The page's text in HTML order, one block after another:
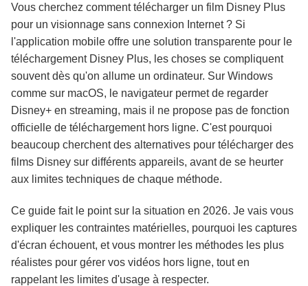
donne un écran noir ?
KeepStreams : Télécharger des films
Disney+ sur PC
Dépannage : Résoudre les erreurs de
téléchargement Disney+
Foire aux questions
Conclusion et recommandation
Vous cherchez comment télécharger un film Disney Plus
pour un visionnage sans connexion Internet ? Si
l'application mobile offre une solution transparente pour le
téléchargement Disney Plus, les choses se compliquent
souvent dès qu'on allume un ordinateur. Sur Windows
comme sur macOS, le navigateur permet de regarder
Disney+ en streaming, mais il ne propose pas de fonction
officielle de téléchargement hors ligne. C'est pourquoi
beaucoup cherchent des alternatives pour télécharger des
films Disney sur différents appareils, avant de se heurter
aux limites techniques de chaque méthode.
Ce guide fait le point sur la situation en 2026. Je vais vous
expliquer les contraintes matérielles, pourquoi les captures
d'écran échouent, et vous montrer les méthodes les plus
réalistes pour gérer vos vidéos hors ligne, tout en
rappelant les limites d'usage à respecter.